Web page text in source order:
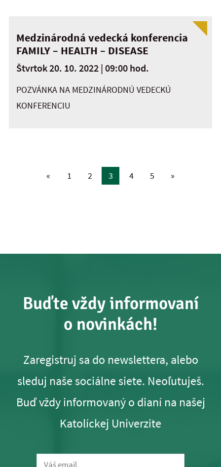
Medzinárodná vedecká konferencia
FAMILY – HEALTH – DISEASE
Štvrtok 20. 10. 2022 | 09:00 hod.
POZVÁNKA NA MEDZINÁRODNÚ VEDECKÚ
KONFERENCIU
« »
1 2 3 4 5
Buďte vždy informovaní
o novinkách!
Zaregistruj sa do newslettera, alebo
sleduj naše sociálne siete. Neoľutuješ.
Buď vždy informovaný o dianí na našej
Katolíckej Univerzite